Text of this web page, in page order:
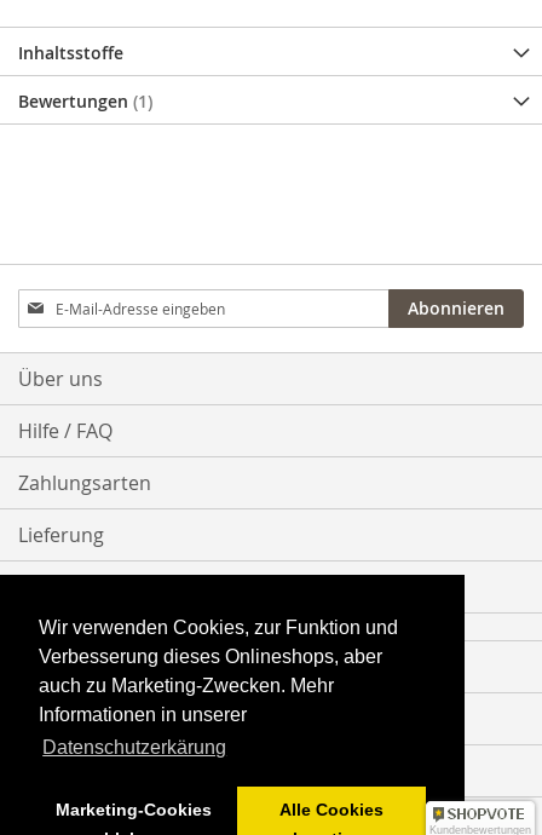
Wir verwenden Cookies, zur Funktion und
Verbesserung dieses Onlineshops, aber
auch zu Marketing-Zwecken. Mehr
Informationen in unserer
Datenschutzerkärung
Marketing-Cookies
Alle Cookies
Inhaltsstoffe
Bewertungen 1
Anmeldung
zum
Newsletter:
Abonnieren
Über uns
Hilfe / FAQ
Zahlungsarten
Lieferung
Impressum
Datenschutz
Vertrag widerrufen
Kundenbewertungen